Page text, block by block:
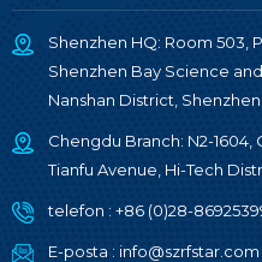
Shenzhen HQ: Room 503,
Shenzhen Bay Science
Nanshan District,
Chengdu Branch: N2-1604,
Tianfu Avenue, Hi-Tech
telefon : +86 (0)28-
E-posta : info@szrfstar.com